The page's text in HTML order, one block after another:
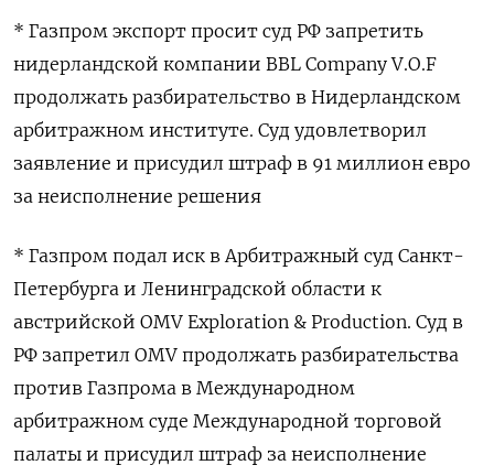
* Газпром экспорт просит суд РФ запретить
нидерландской компании BBL Company V.O.F
продолжать разбирательство в Нидерландском
арбитражном институте. Суд удовлетворил
заявление и присудил штраф в 91 миллион евро
за неисполнение решения
* Газпром подал иск в Арбитражный суд Санкт-
Петербурга и Ленинградской области к
австрийской OMV Exploration & Production. Суд в
РФ запретил OMV продолжать разбирательства
против Газпрома в Международном
арбитражном суде Международной торговой
палаты и присудил штраф за неисполнение